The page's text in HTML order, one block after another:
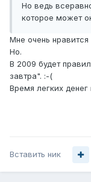
Но ведь
которое может
Мне очень нравится
Но.
В 2009 будет
завтра". :-(
Время легких
Вставить ник